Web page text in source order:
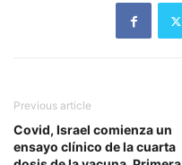
Previous article
Covid, Israel comienza un
ensayo clínico de la cuarta